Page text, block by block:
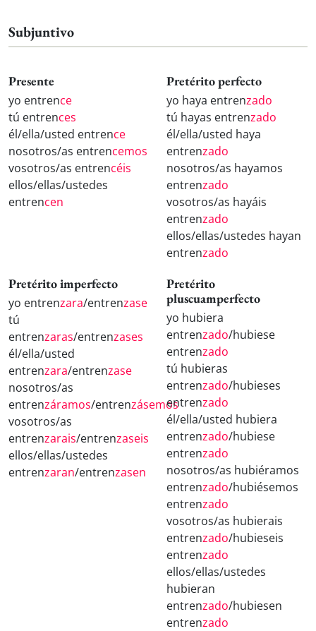
Subjuntivo
Presente
yo entrence
tú entrences
él/ella/usted entrence
nosotros/as entrencemos
vosotros/as entrencéis
ellos/ellas/ustedes
entrencen
Pretérito perfecto
yo haya entrenzado
tú hayas entrenzado
él/ella/usted haya
entrenzado
nosotros/as hayamos
entrenzado
vosotros/as hayáis
entrenzado
ellos/ellas/ustedes hayan
entrenzado
Pretérito imperfecto
yo entrenzara/entrenzase
tú
entrenzaras/entrenzases
él/ella/usted
entrenzara/entrenzase
nosotros/as
entrenzáramos/entrenzásemos
vosotros/as
entrenzarais/entrenzaseis
ellos/ellas/ustedes
entrenzaran/entrenzasen
Pretérito
pluscuamperfecto
yo hubiera
entrenzado/hubiese
entrenzado
tú hubieras
entrenzado/hubieses
entrenzado
él/ella/usted hubiera
entrenzado/hubiese
entrenzado
nosotros/as hubiéramos
entrenzado/hubiésemos
entrenzado
vosotros/as hubierais
entrenzado/hubieseis
entrenzado
ellos/ellas/ustedes
hubieran
entrenzado/hubiesen
entrenzado